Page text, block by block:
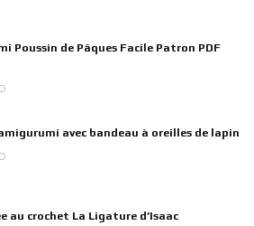
Poussin de Pâques Facile Patron PDF
avec bandeau à oreilles de lapin
au crochet La Ligature d’Isaac